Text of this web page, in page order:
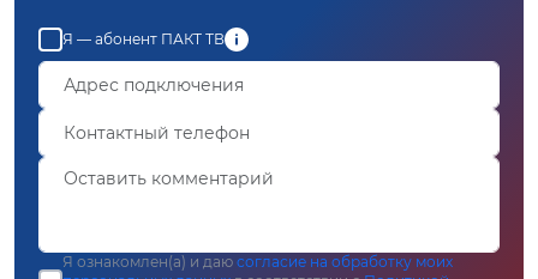
Я — абонент ПАКТ ТВ
Я ознакомлен(а) и даю согласие на обработку моих